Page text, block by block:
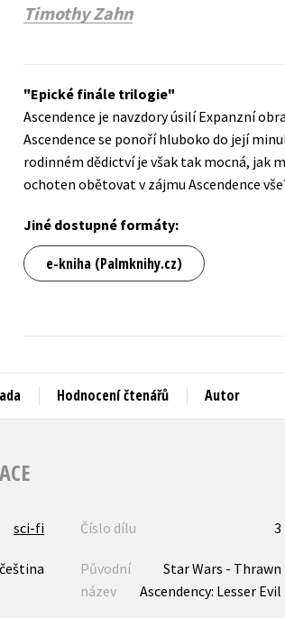
Esoterika a duchovní svět
Hobby
Jazyky
Kalendáře
Kariéra a osobní rozvoj
Komiks
Timothy Zahn
Epické finále trilogie
Ascendence je navzdory úsilí Expanzní
Ascendence se ponoří hluboko do její
rodinném dědictví je však tak mocná, jak
ochoten obětovat v zájmu Ascendence
Jiné dostupné formáty:
e-kniha (Palmknihy.cz)
Hodnocení čtenářů Autor
sci-fi Číslo dílu 3
čeština
Původní
název
Star Wars - Thrawn
Ascendency: Lesser Evil